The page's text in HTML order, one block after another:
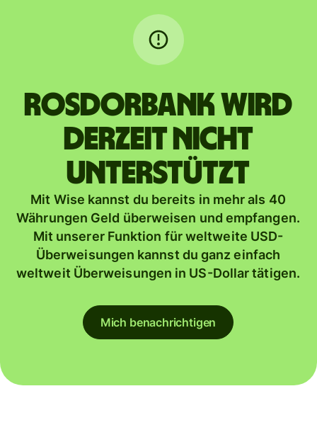
ROSDORBANK wird
derzeit nicht
unterstützt
Mit Wise kannst du bereits in mehr als 40
Währungen Geld überweisen und empfangen.
Mit unserer Funktion für weltweite USD-
Überweisungen kannst du ganz einfach
weltweit Überweisungen in US-Dollar tätigen.
Mich benachrichtigen